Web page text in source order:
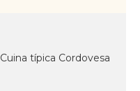
Cuina típica Cordovesa